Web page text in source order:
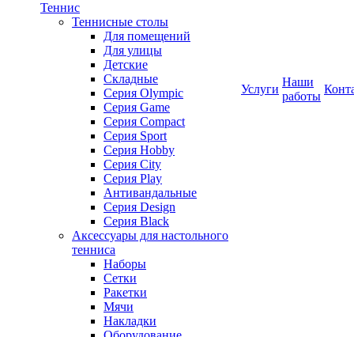
Теннис
Теннисные столы
Для помещений
Для улицы
Детские
Складные
Серия Olympic
Серия Game
Серия Compact
Серия Sport
Серия Hobby
Серия City
Серия Play
Антивандальные
Серия Design
Серия Black
Аксессуары для настольного
тенниса
Наборы
Сетки
Ракетки
Мячи
Накладки
Услуги
Наши
работы